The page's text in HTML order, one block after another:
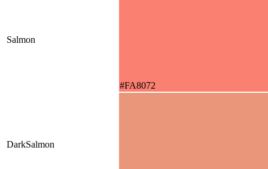
Salmon
#FA8072
DarkSalmon